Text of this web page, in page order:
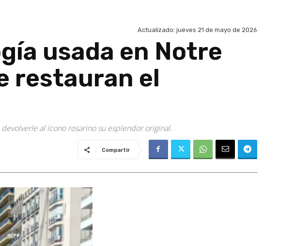
Actualizado: jueves 21 de mayo de 2026
usada en Notre
restauran el
al ícono rosarino su esplendor original.
Compartir